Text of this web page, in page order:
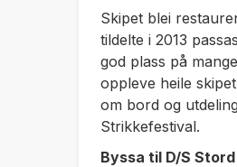
Skipet blei
tildelte i 2013
god plass på
oppleve heile
om bord og
Strikkefestival.
Byssa til D/S